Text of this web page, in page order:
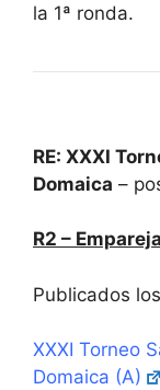
la 1ª ronda.
RE: XXXI
Domaica –
R2 –
Publicados
XXXI Torneo
Domaica (A)